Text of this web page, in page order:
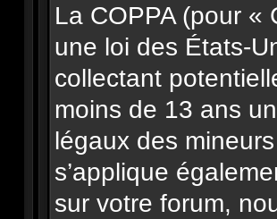
La COPPA (pour «
une loi des États-
collectant
moins de 13 ans
légaux des
s’applique
sur votre forum,